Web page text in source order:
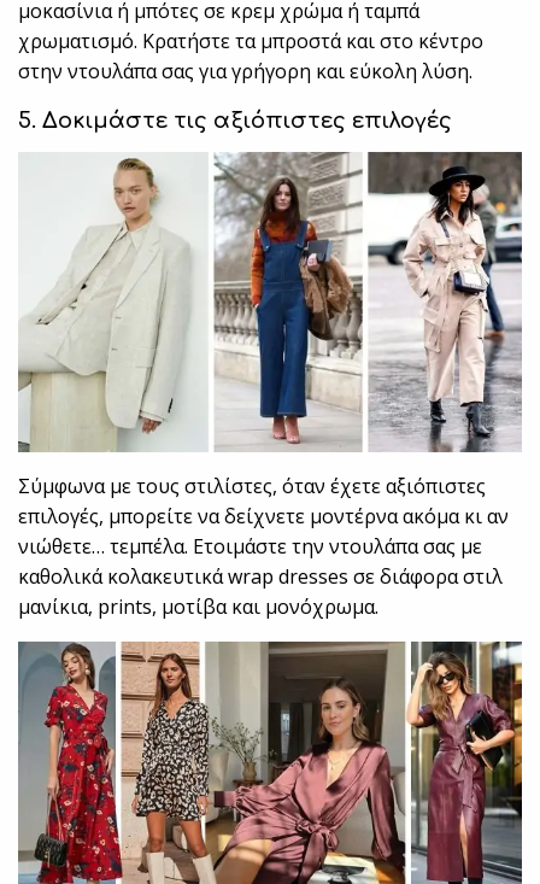
μοκασίνια ή μπότες σε κρεμ χρώμα ή ταμπά
χρωματισμό. Κρατήστε τα μπροστά και στο κέντρο
στην ντουλάπα σας για γρήγορη και εύκολη λύση.
5. Δοκιμάστε τις αξιόπιστες επιλογές
Σύμφωνα με τους στιλίστες, όταν έχετε αξιόπιστες
επιλογές, μπορείτε να δείχνετε μοντέρνα ακόμα κι αν
νιώθετε… τεμπέλα. Ετοιμάστε την ντουλάπα σας με
καθολικά κολακευτικά wrap dresses σε διάφορα στιλ
μανίκια, prints, μοτίβα και μονόχρωμα.